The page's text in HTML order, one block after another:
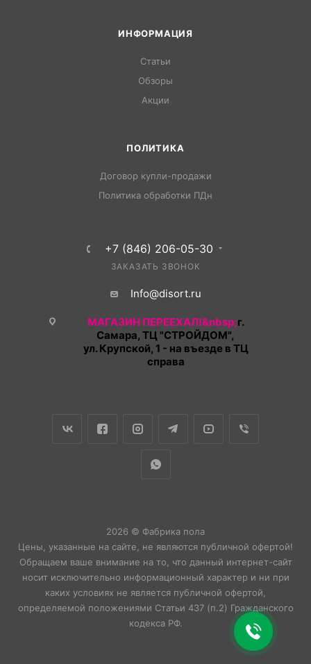
ИНФОРМАЦИЯ
Статьи
Обзоры
Акции
ПОЛИТИКА
Договор купли-продажи
Политика обработки ПДн
+7 (846) 206-05-30
ЗАКАЗАТЬ ЗВОНОК
Info@disort.ru
МАГАЗИН ПЕРЕЕХАЛ!&nbsp;г.
Самара, ТЦ "СТРОЙДОМ",
ул. Крупской, 1 - на въезде в ТЦ
справа
2026 © Фабрика пола
Цены, указанные на сайте, не являются публичной офертой!
Обращаем ваше внимание на то, что данный интернет-сайт
носит исключительно информационный характер и ни при
каких условиях не является публичной офертой,
определяемой положениями Статьи 437 (п.2) Гражданского
кодекса РФ.